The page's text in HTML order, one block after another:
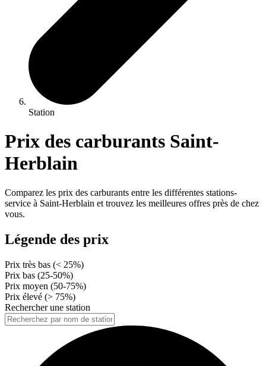
Station
Prix des carburants Saint-
Herblain
Comparez les prix des carburants entre les différentes stations-
service à Saint-Herblain et trouvez les meilleures offres près de chez
vous.
Légende des prix
Prix très bas (< 25%)
Prix bas (25-50%)
Prix moyen (50-75%)
Prix élevé (> 75%)
Rechercher une station